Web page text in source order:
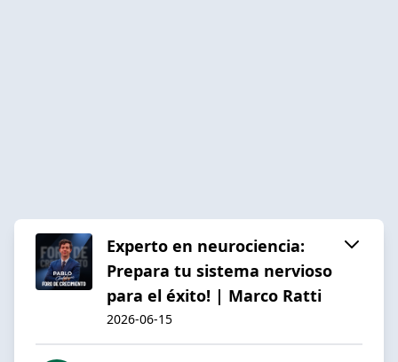
Experto en neurociencia:
Prepara tu sistema nervioso
para el éxito! | Marco Ratti
2026-06-15